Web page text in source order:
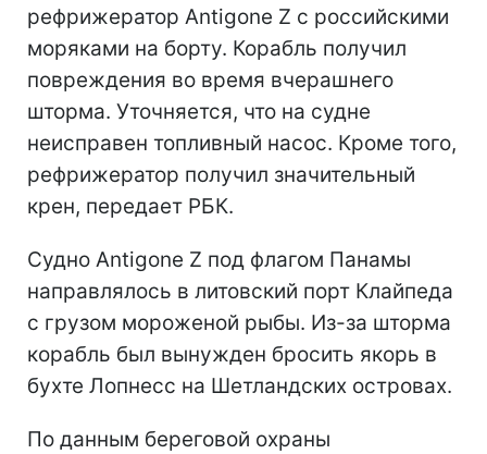
рефрижератор Antigone Z с российскими
моряками на борту. Корабль получил
повреждения во время вчерашнего
шторма. Уточняется, что на судне
неисправен топливный насос. Кроме того,
рефрижератор получил значительный
крен, передает РБК.
Судно Antigone Z под флагом Панамы
направлялось в литовский порт Клайпеда
с грузом мороженой рыбы. Из-за шторма
корабль был вынужден бросить якорь в
бухте Лопнесс на Шетландских островах.
По данным береговой охраны